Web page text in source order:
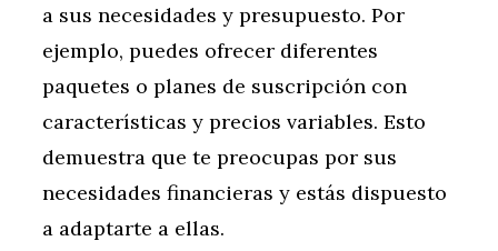
a sus necesidades y presupuesto. Por
ejemplo, puedes ofrecer diferentes
paquetes o planes de suscripción con
características y precios variables. Esto
demuestra que te preocupas por sus
necesidades financieras y estás dispuesto
a adaptarte a ellas.